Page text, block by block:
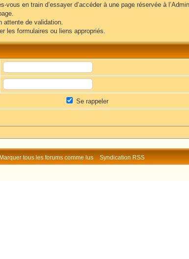
vous en train d’essayer d’accéder à une page réservée à
attente de validation.
les formulaires ou liens appropriés.
Se rappeler
tous les forums comme lus Syndication RSS